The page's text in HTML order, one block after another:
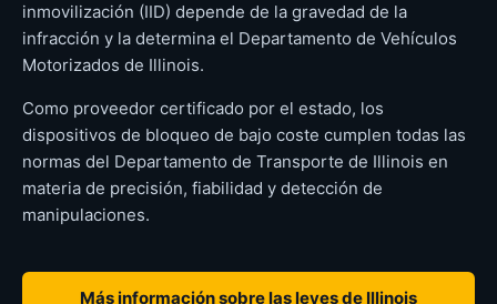
inmovilización (IID) depende de la gravedad de la
infracción y la determina el Departamento de Vehículos
Motorizados de Illinois.
Como proveedor certificado por el estado, los
dispositivos de bloqueo de bajo coste cumplen todas las
normas del Departamento de Transporte de Illinois en
materia de precisión, fiabilidad y detección de
manipulaciones.
Más información sobre las leyes de Illinois